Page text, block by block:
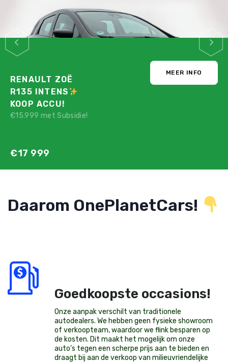
RENAULT ZOË
R135 INTENS
KOOP ACCU!
€15.999 met Subsidie!
€17 999
MEER INFO
Daarom OnePlanetCars!
Goedkoopste occasions!
Onze aanpak verschilt van traditionele
autodealers. We hebben geen fysieke showroom
of verkoopteam, waardoor we flink besparen op
de kosten. Dit maakt het mogelijk om onze
auto’s tegen een scherpe prijs aan te bieden en
draagt bij aan de verkoop van milieuvriendelijke